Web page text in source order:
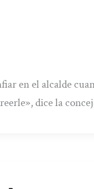
en el alcalde
dice la